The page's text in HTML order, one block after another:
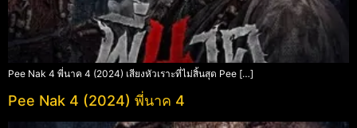
Pee Nak 4 พี่นาค 4 (2024) เสียงหัวเราะที่ไม่สิ้นสุด Pee […]
Pee Nak 4 (2024) พี่นาค 4